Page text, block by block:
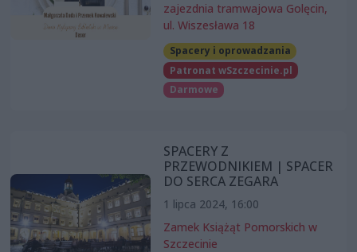
zajezdnia tramwajowa Golęcin,
ul. Wiszesława 18
Spacery i oprowadzania
Patronat wSzczecinie.pl
Darmowe
SPACERY Z
PRZEWODNIKIEM | SPACER
DO SERCA ZEGARA
1 lipca 2024, 16:00
Zamek Książąt Pomorskich w
Szczecinie